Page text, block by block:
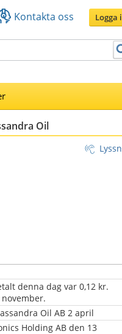
Kontakta oss Logga
Oil
denna dag var 0,12 kr.
Oil AB 2 april
Holding AB den 13